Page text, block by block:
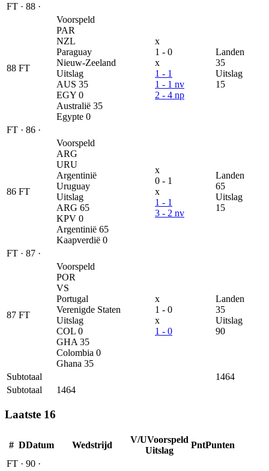
FT · 88 ·
88 FT
Voorspeld
PAR
NZL
Paraguay
Nieuw-Zeeland
Uitslag
AUS 35
EGY 0
Australië 35
Egypte 0
x
1 - 0
x
1 - 1
1 - 1 nv
2 - 4 np
Landen
35
Uitslag
15
FT · 86 ·
86 FT
Voorspeld
ARG
URU
Argentinië
Uruguay
Uitslag
ARG 65
KPV 0
Argentinië 65
Kaapverdië 0
x
0 - 1
x
1 - 1
3 - 2 nv
Landen
65
Uitslag
15
FT · 87 ·
87 FT
Voorspeld
POR
VS
Portugal
Verenigde Staten
Uitslag
COL 0
GHA 35
Colombia 0
Ghana 35
x
1 - 0
x
1 - 0
Landen
35
Uitslag
90
Subtotaal
1464
Subtotaal
1464
Laatste 16
# DDatum Wedstrijd
V/UVoorspeld
Uitslag
PntPunten
FT · 90 ·